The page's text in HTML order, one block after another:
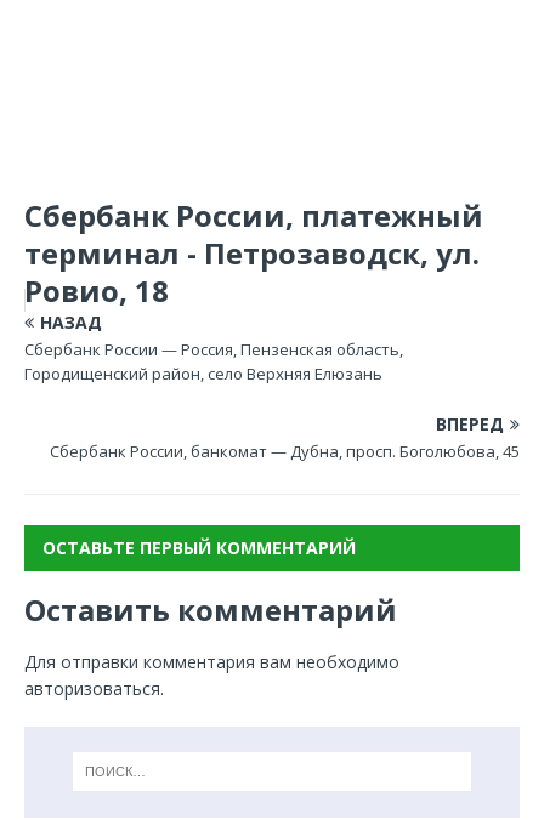
Сбербанк России, платежный
терминал - Петрозаводск, ул.
Ровио, 18
НАЗАД
Сбербанк России — Россия, Пензенская область,
Городищенский район, село Верхняя Елюзань
ВПЕРЕД
Сбербанк России, банкомат — Дубна, просп. Боголюбова, 45
ОСТАВЬТЕ ПЕРВЫЙ КОММЕНТАРИЙ
Оставить комментарий
Для отправки комментария вам необходимо
авторизоваться.